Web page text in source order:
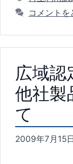
リ
グ
コメントを
広域認
他社製
て
2009年7月15日